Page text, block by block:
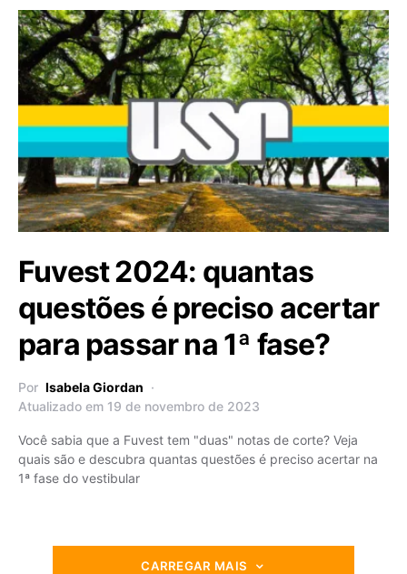
Fuvest 2024: quantas
questões é preciso acertar
para passar na 1ª fase?
Por Isabela Giordan
Atualizado em 19 de novembro de 2023
Você sabia que a Fuvest tem "duas" notas de corte? Veja
quais são e descubra quantas questões é preciso acertar na
1ª fase do vestibular
CARREGAR MAIS